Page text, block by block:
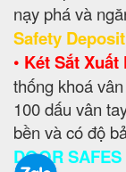
nạy phá và
Safety
• Két Sắt Xuất
thống khoá
100 dấu vân
bền và có độ
DOOR SAFES